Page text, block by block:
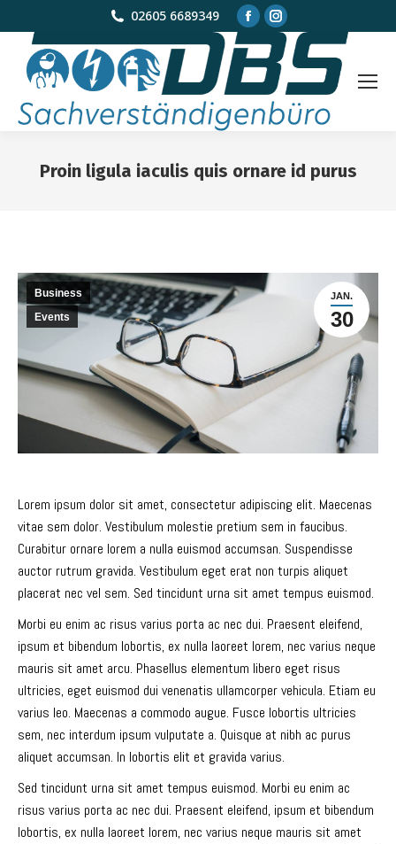
02605 6689349
Facebook
page
opens
in
new
window
Instagram
page
opens
in
new
window
Proin ligula iaculis quis ornare id purus
JAN.
30
Business
Events
Lorem ipsum dolor sit amet, consectetur adipiscing elit. Maecenas
vitae sem dolor. Vestibulum molestie pretium sem in faucibus.
Curabitur ornare lorem a nulla euismod accumsan. Suspendisse
auctor rutrum gravida. Vestibulum eget erat non turpis aliquet
placerat nec vel sem. Sed tincidunt urna sit amet tempus euismod.
Morbi eu enim ac risus varius porta ac nec dui. Praesent eleifend,
ipsum et bibendum lobortis, ex nulla laoreet lorem, nec varius neque
mauris sit amet arcu. Phasellus elementum libero eget risus
ultricies, eget euismod dui venenatis ullamcorper vehicula. Etiam eu
varius leo. Maecenas a commodo augue. Fusce lobortis ultricies
sem, nec interdum ipsum vulputate a. Quisque at nibh ac purus
aliquet accumsan. In lobortis elit et gravida varius.
Sed tincidunt urna sit amet tempus euismod. Morbi eu enim ac
risus varius porta ac nec dui. Praesent eleifend, ipsum et bibendum
lobortis, ex nulla laoreet lorem, nec varius neque mauris sit amet